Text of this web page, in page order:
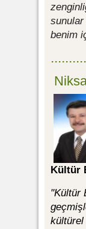
sunular
benim
Kültür
"Kültür
kültürel